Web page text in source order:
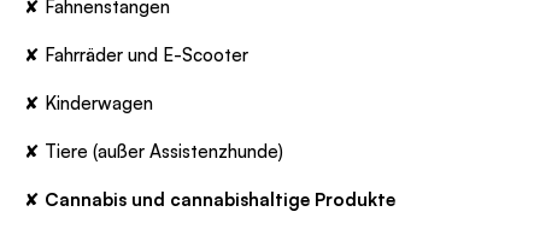
✘ Fahnenstangen
✘ Fahrräder und E-Scooter
✘ Kinderwagen
✘ Tiere (außer Assistenzhunde)
✘ Cannabis und cannabishaltige Produkte